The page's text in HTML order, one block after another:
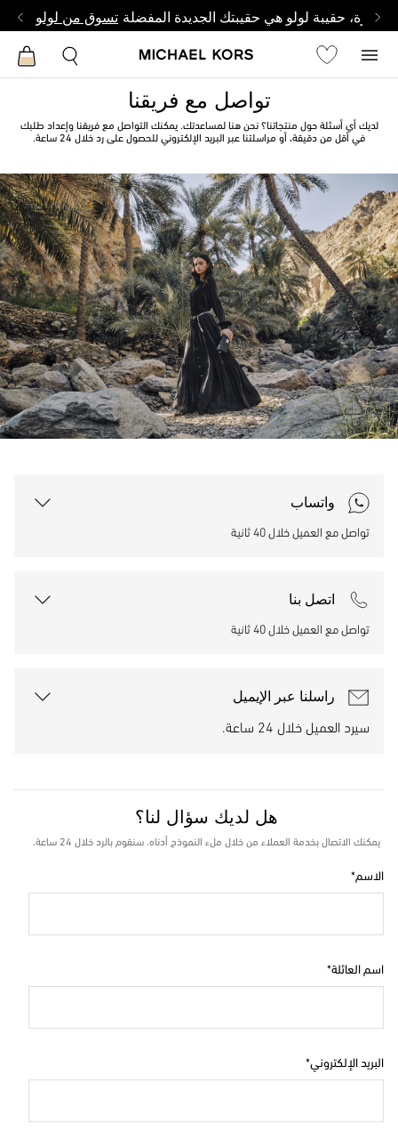
وصغيرة، حقيبة لولو هي حقيبتك الجديدة المفضلة تسوق من لولو
تواصل مع فريقنا
لديك أي أسئلة حول منتجاتنا؟ نحن هنا لمساعدتك. يمكنك التواصل مع فريقنا وإعداد طلبك
في أقل من دقيقة، أو مراسلتنا عبر البريد الإلكتروني للحصول على رد خلال 24 ساعة.
واتساب
تواصل مع العميل خلال 40 ثانية
اتصل بنا
تواصل مع العميل خلال 40 ثانية
راسلنا عبر الإيميل
سيرد العميل خلال 24 ساعة.
هل لديك سؤال لنا؟
يمكنك الاتصال بخدمة العملاء من خلال ملء النموذج أدناه. سنقوم بالرد خلال 24 ساعة.
الاسم
اسم العائلة
البريد الإلكتروني